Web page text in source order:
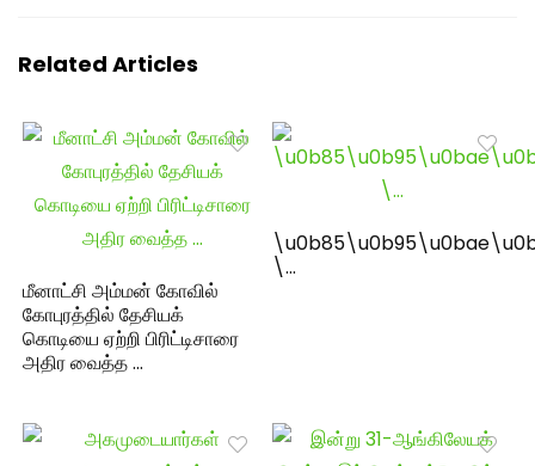
Related Articles
மீனாட்சி அம்மன் கோவில்
கோபுரத்தில் தேசியக்
கொடியை ஏற்றி பிரிட்டிசாரை
அதிர வைத்த …
\…